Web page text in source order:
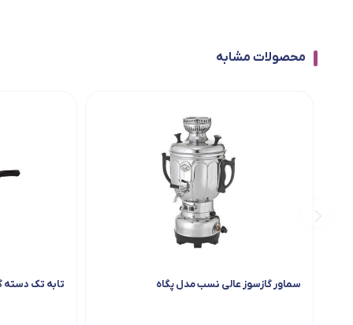
محصولات مشابه
سماور گازسوز عالی نسب مدل پگاه تابه تک دسته